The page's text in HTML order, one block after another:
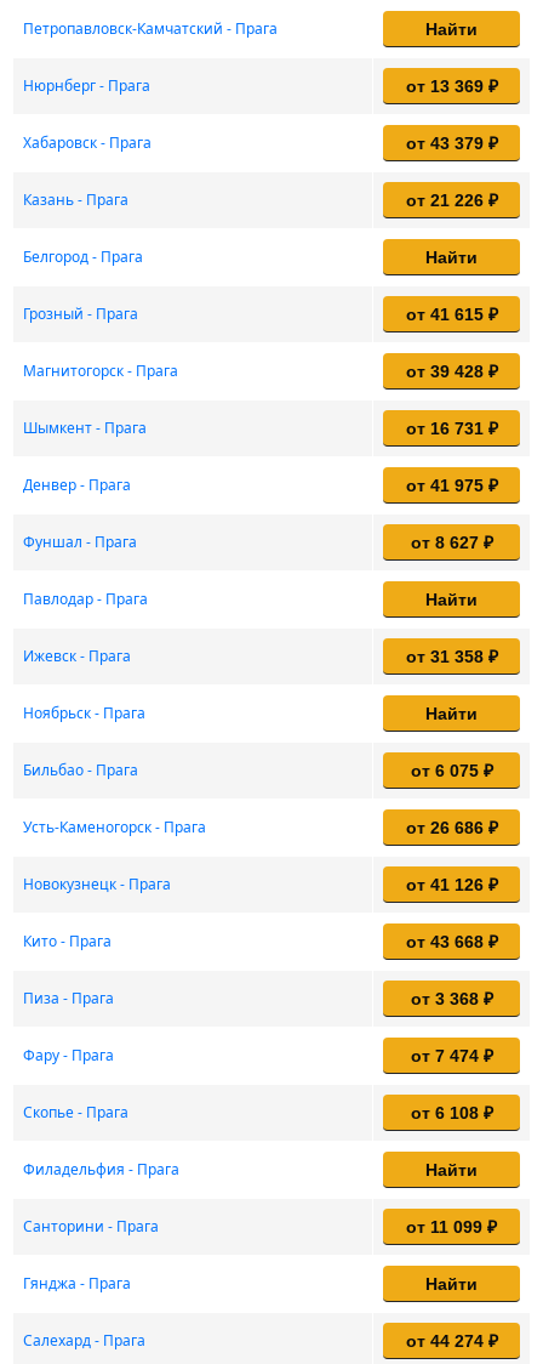
Петропавловск-Камчатский - Прага Найти
Нюрнберг - Прага от 13 369 ₽
Хабаровск - Прага от 43 379 ₽
Казань - Прага от 21 226 ₽
Белгород - Прага Найти
Грозный - Прага от 41 615 ₽
Магнитогорск - Прага от 39 428 ₽
Шымкент - Прага от 16 731 ₽
Денвер - Прага от 41 975 ₽
Фуншал - Прага от 8 627 ₽
Павлодар - Прага Найти
Ижевск - Прага от 31 358 ₽
Ноябрьск - Прага Найти
Бильбао - Прага от 6 075 ₽
Усть-Каменогорск - Прага от 26 686 ₽
Новокузнецк - Прага от 41 126 ₽
Кито - Прага от 43 668 ₽
Пиза - Прага от 3 368 ₽
Фару - Прага от 7 474 ₽
Скопье - Прага от 6 108 ₽
Филадельфия - Прага Найти
Санторини - Прага от 11 099 ₽
Гянджа - Прага Найти
Салехард - Прага от 44 274 ₽